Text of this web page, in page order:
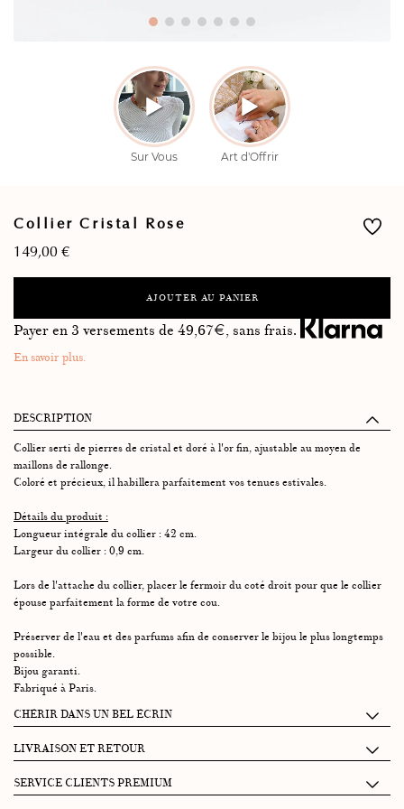
Collier Cristal Rose
149,00 €
AJOUTER AU PANIER
Payer en 3 versements de 49,67€, sans frais.
En savoir plus.
DESCRIPTION
Collier serti de pierres de cristal et doré à l'or fin, ajustable au moyen de
maillons de rallonge.
Coloré et précieux, il habillera parfaitement vos tenues estivales.
Détails du produit :
Longueur intégrale du collier : 42 cm.
Largeur du collier : 0,9 cm.
Lors de l'attache du collier, placer le fermoir du coté droit pour que le collier
épouse parfaitement la forme de votre cou.
Préserver de l'eau et des parfums afin de conserver le bijou le plus longtemps
possible.
Bijou garanti.
Fabriqué à Paris.
CHÉRIR DANS UN BEL ÉCRIN
Chaque écrin Graazie se compose de 2 petits tiroirs accueillant :
• Une jolie enveloppe contenant vos mots doux, un livret de garantie et
LIVRAISON ET RETOUR
Je récupère mon paquet à la conciergerie Graazie: entre 14h et 18h
(26 rue de Montholon, 75009 Paris)
SERVICE CLIENTS PREMIUM